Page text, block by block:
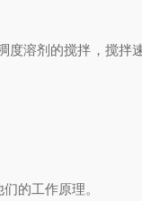
溶剂的搅拌，搅拌
的工作原理。